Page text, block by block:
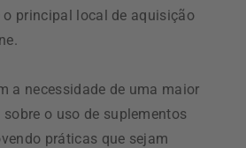
o principal local de aquisição
a necessidade de uma maior
o uso de suplementos
práticas que sejam